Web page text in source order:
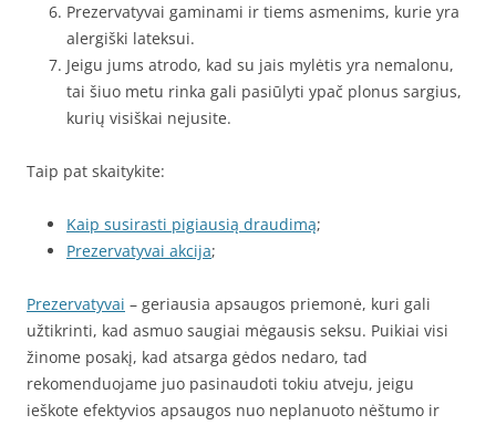
Prezervatyvai gaminami ir tiems asmenims, kurie yra
alergiški lateksui.
Jeigu jums atrodo, kad su jais mylėtis yra nemalonu,
tai šiuo metu rinka gali pasiūlyti ypač plonus sargius,
kurių visiškai nejusite.
Taip pat skaitykite:
Kaip susirasti pigiausią draudimą;
Prezervatyvai akcija;
Prezervatyvai – geriausia apsaugos priemonė, kuri gali
užtikrinti, kad asmuo saugiai mėgausis seksu. Puikiai visi
žinome posakį, kad atsarga gėdos nedaro, tad
rekomenduojame juo pasinaudoti tokiu atveju, jeigu
ieškote efektyvios apsaugos nuo neplanuoto nėštumo ir